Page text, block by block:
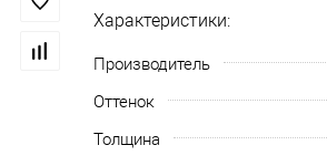
Характеристики:
Производитель
Оттенок
Толщина